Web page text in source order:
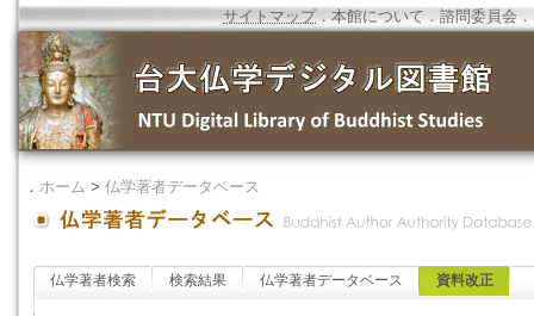
サイトマップ．本館について ．諮問委員会 ．
． ホーム > 仏学著者データベース
仏学著者検索 検索結果 仏学著者データベース 資料改正